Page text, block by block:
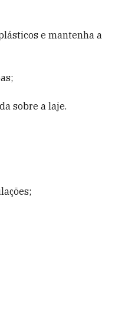
e mantenha a
sobre a laje.